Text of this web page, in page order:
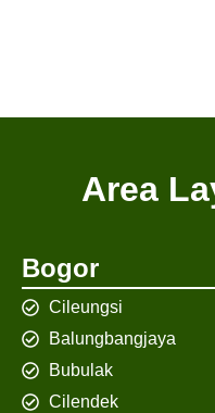
Area
Bogor
Cileungsi
Balungbangjaya
Bubulak
Cilendek